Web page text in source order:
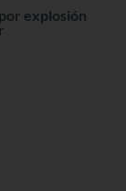
explosión